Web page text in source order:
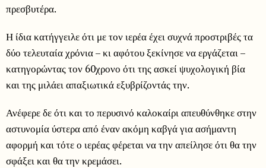
πρεσβυτέρα.
Η ίδια κατήγγειλε ότι με τον ιερέα έχει συχνά προστριβές τα
δύο τελευταία χρόνια – κι αφότου ξεκίνησε να εργάζεται –
κατηγορώντας τον 60χρονο ότι της ασκεί ψυχολογική βία
και της μιλάει απαξιωτικά εξυβρίζοντάς την.
Ανέφερε δε ότι και το περυσινό καλοκαίρι απευθύνθηκε στην
αστυνομία ύστερα από έναν ακόμη καβγά για ασήμαντη
αφορμή και τότε ο ιερέας φέρεται να την απείλησε ότι θα την
σφάξει και θα την κρεμάσει.